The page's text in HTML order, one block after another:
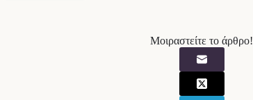
Μοιραστείτε το άρθρο!